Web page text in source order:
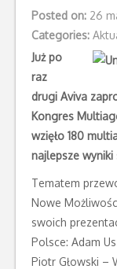
Posted on: 26
Categories:
Już po
raz
drugi Aviva
Kongres
wzięło 180
najlepsze wyniki
Tematem
Nowe
swoich
Polsce: Adam
Piotr Głowski –